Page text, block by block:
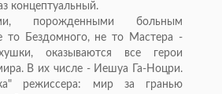
концептуальный.
порожденными больным
то Бездомного, не то Мастера -
оказываются все герои
В их числе - Иешуа Га-Ноцри.
режиссера: мир за гранью